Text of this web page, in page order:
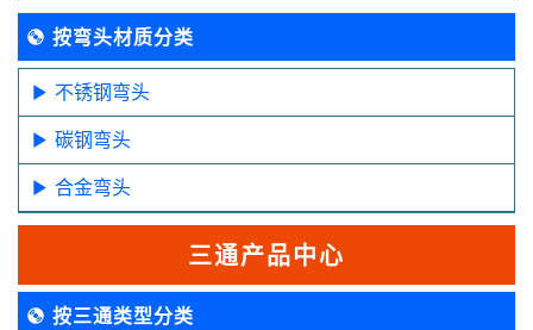
按弯头材质分类
不锈钢弯头
碳钢弯头
合金弯头
三通产品中心
按三通类型分类